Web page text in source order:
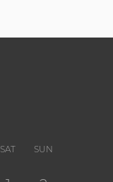
SAT SUN